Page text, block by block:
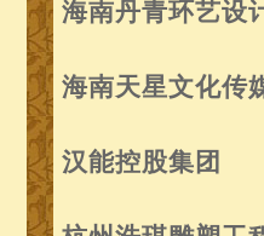
海南丹青环艺设
海南天星文化传
汉能控股集团